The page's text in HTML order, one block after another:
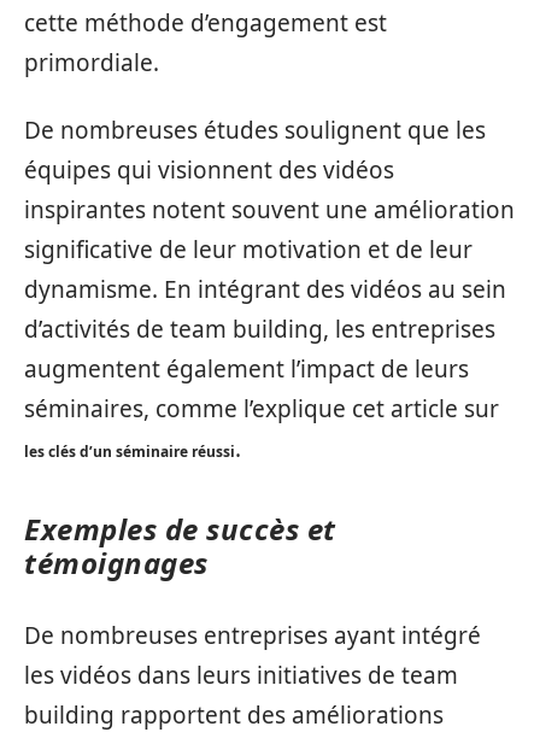
cette méthode d’engagement est
primordiale.
De nombreuses études soulignent que les
équipes qui visionnent des vidéos
inspirantes notent souvent une amélioration
significative de leur motivation et de leur
dynamisme. En intégrant des vidéos au sein
d’activités de team building, les entreprises
augmentent également l’impact de leurs
séminaires, comme l’explique cet article sur
les clés d’un séminaire réussi.
Exemples de succès et
témoignages
De nombreuses entreprises ayant intégré
les vidéos dans leurs initiatives de team
building rapportent des améliorations